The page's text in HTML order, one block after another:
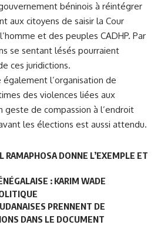
béninois à réintégrer
aux citoyens de saisir la Cour
et des peuples CADHP. Par
se sentant lésés pourraient
ces juridictions.
également l’organisation de
des violences liées aux
geste de compassion à l’endroit
les élections est aussi attendu.
RAMAPHOSA DONNE L’EXEMPLE ET
: KARIM WADE
PRENNENT DE
DANS LE DOCUMENT